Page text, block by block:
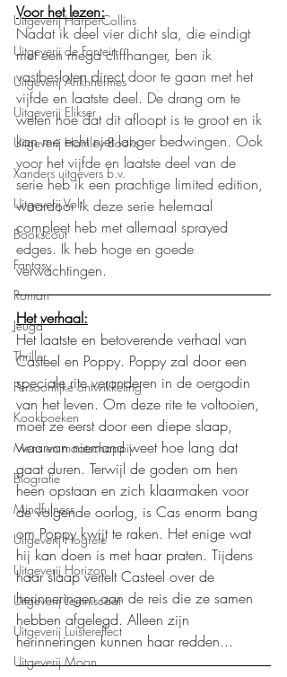
Uitgeverij HarperCollins
Uitgeverij de Fontein
Uitgeverij Ankhhermes
Uitgeverij Elikser
Uitgeverij Hamley Books
Xanders uitgevers b.v.
Uitgeverij Volt
Bookscout
Fantasy
Roman
Jeugd
Thriller
Persoonlijke ontwikkeling
Kookboeken
Mens en maatschappij
Biografie
Mindfulness
Uitgeverij Hogrefe
Uitgeverij Horizon
Uitgeverij Lemniscaat
Uitgeverij Luistereffect
Uitgeverij Moon
Voor het lezen:
Nadat ik deel vier dicht sla, die eindigt
met een mega cliffhanger, ben ik
vastbesloten direct door te gaan met het
vijfde en laatste deel. De drang om te
weten hoe dat dit afloopt is te groot en ik
kan me echt niet langer bedwingen. Ook
voor het vijfde en laatste deel van de
serie heb ik een prachtige limited edition,
waardoor ik deze serie helemaal
compleet heb met allemaal sprayed
edges. Ik heb hoge en goede
verwachtingen.
Het verhaal:
Het laatste en betoverende verhaal van
Casteel en Poppy. Poppy zal door een
speciale rite veranderen in de oergodin
van het leven. Om deze rite te voltooien,
moet ze eerst door een diepe slaap,
waarvan niemand weet hoe lang dat
gaat duren. Terwijl de goden om hen
heen opstaan en zich klaarmaken voor
de volgende oorlog, is Cas enorm bang
om Poppy kwijt te raken. Het enige wat
hij kan doen is met haar praten. Tijdens
haar slaap vertelt Casteel over de
herinneringen aan de reis die ze samen
hebben afgelegd. Alleen zijn
herinneringen kunnen haar redden...